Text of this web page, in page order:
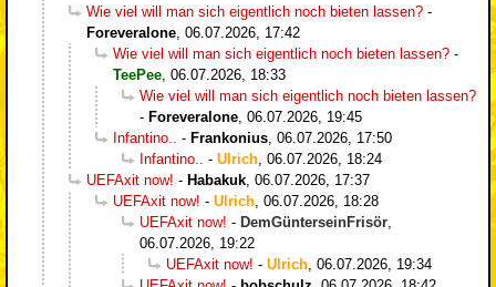
Wie viel will man sich eigentlich noch bieten lassen? -
Foreveralone 06.07.2026, 17:42
Wie viel will man sich eigentlich noch bieten lassen? -
TeePee 06.07.2026, 18:33
Wie viel will man sich eigentlich noch bieten lassen?
- Foreveralone 06.07.2026, 19:45
Infantino..
- Frankonius 06.07.2026, 17:50
Infantino..
- Ulrich 06.07.2026, 18:24
UEFAxit now! - Habakuk 06.07.2026, 17:37
UEFAxit now! - Ulrich 06.07.2026, 18:28
UEFAxit now! - DemGünterseinFrisör
06.07.2026, 19:22
UEFAxit now! - Ulrich 06.07.2026, 19:34